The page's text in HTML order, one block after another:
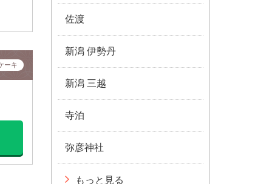
ーキ
佐渡
新潟 伊勢丹
新潟 三越
寺泊
弥彦神社
もっと見る